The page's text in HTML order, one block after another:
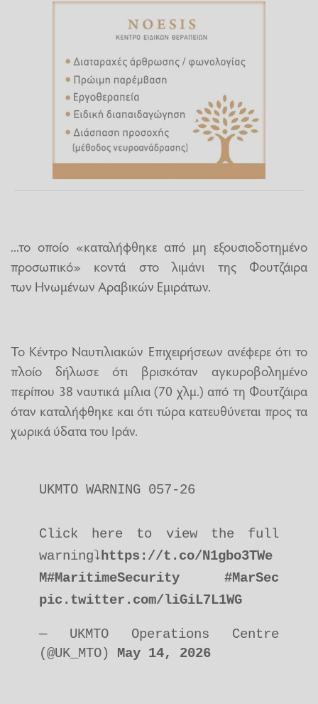
...το οποίο «καταλήφθηκε από μη εξουσιοδοτημένο
προσωπικό» κοντά στο λιμάνι της Φουτζάιρα
των Ηνωμένων Αραβικών Εμιράτων.
Το Κέντρο Ναυτιλιακών Επιχειρήσεων ανέφερε ότι το
πλοίο δήλωσε ότι βρισκόταν αγκυροβολημένο
περίπου 38 ναυτικά μίλια (70 χλμ.) από τη Φουτζάιρα
όταν καταλήφθηκε και ότι τώρα κατευθύνεται προς τα
χωρικά ύδατα του Ιράν.
UKMTO WARNING 057-26
Click here to view the full
warning⤵️https://t.co/N1gbo3TWe
M#MaritimeSecurity
#MarSec
pic.twitter.com/liGiL7L1WG
— UKMTO Operations Centre
(@UK_MTO) May 14, 2026